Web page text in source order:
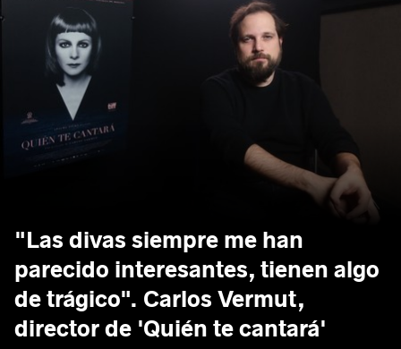
"Las divas siempre me han
parecido interesantes, tienen algo
de trágico". Carlos Vermut,
director de 'Quién te cantará'